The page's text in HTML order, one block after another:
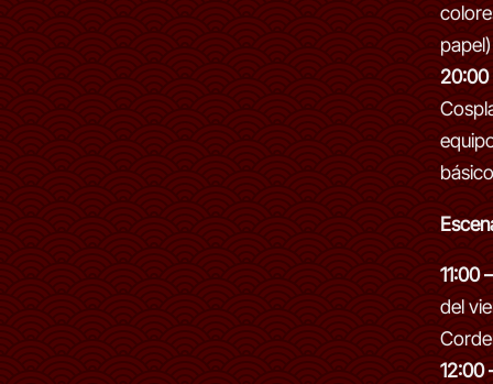
papel)
20:00
11:00 –
del
12:00